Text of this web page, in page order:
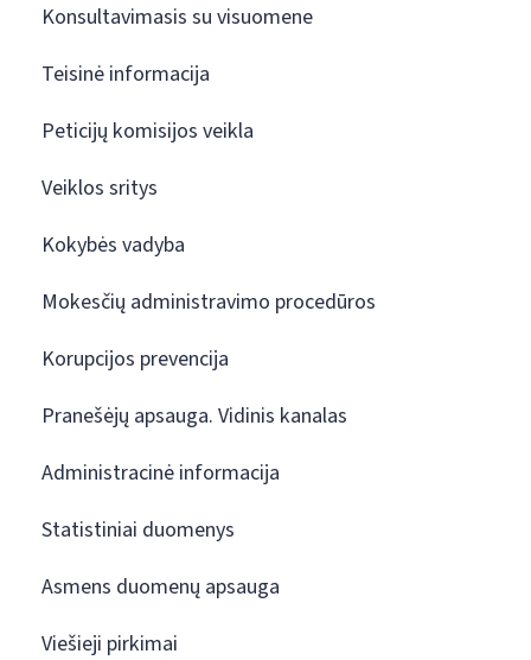
Konsultavimasis su visuomene
Teisinė informacija
Peticijų komisijos veikla
Veiklos sritys
Kokybės vadyba
Mokesčių administravimo procedūros
Korupcijos prevencija
Pranešėjų apsauga. Vidinis kanalas
Administracinė informacija
Statistiniai duomenys
Asmens duomenų apsauga
Viešieji pirkimai